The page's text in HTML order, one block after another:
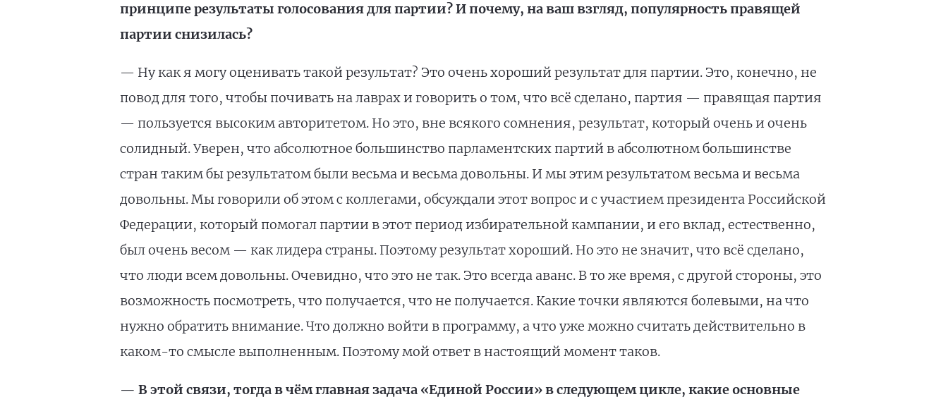
принципе результаты голосования для партии? И почему, на ваш взгляд, популярность правящей
партии снизилась?
— Ну как я могу оценивать такой результат? Это очень хороший результат для партии. Это, конечно, не
повод для того, чтобы почивать на лаврах и говорить о том, что всё сделано, партия — правящая партия
— пользуется высоким авторитетом. Но это, вне всякого сомнения, результат, который очень и очень
солидный. Уверен, что абсолютное большинство парламентских партий в абсолютном большинстве
стран таким бы результатом были весьма и весьма довольны. И мы этим результатом весьма и весьма
довольны. Мы говорили об этом с коллегами, обсуждали этот вопрос и с участием президента Российской
Федерации, который помогал партии в этот период избирательной кампании, и его вклад, естественно,
был очень весом — как лидера страны. Поэтому результат хороший. Но это не значит, что всё сделано,
что люди всем довольны. Очевидно, что это не так. Это всегда аванс. В то же время, с другой стороны, это
возможность посмотреть, что получается, что не получается. Какие точки являются болевыми, на что
нужно обратить внимание. Что должно войти в программу, а что уже можно считать действительно в
каком-то смысле выполненным. Поэтому мой ответ в настоящий момент таков.
— В этой связи, тогда в чём главная задача «Единой России» в следующем цикле, какие основные